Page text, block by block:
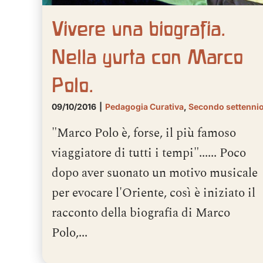
Vivere una biografia.
Nella yurta con Marco
Polo.
09/10/2016 Pedagogia Curativa, Secondo
"Marco Polo è, forse, il più famoso
viaggiatore di tutti i tempi"...... Poco
dopo aver suonato un motivo musicale
per evocare l'Oriente, così è iniziato il
racconto della biografia di Marco
Polo,...